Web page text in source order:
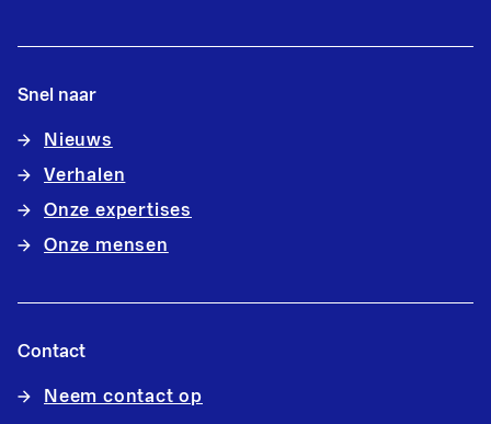
Snel naar
Nieuws
Verhalen
Onze expertises
Onze mensen
Contact
Neem contact op